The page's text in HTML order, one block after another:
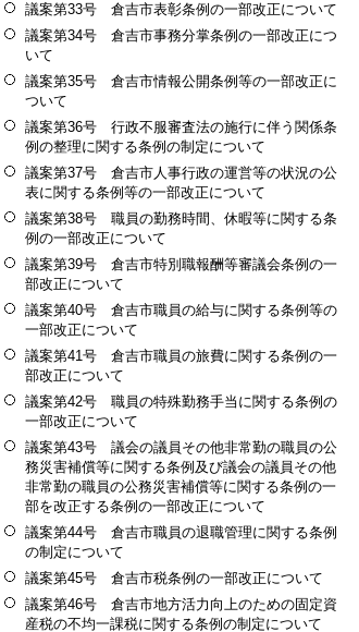
議案第33号 倉吉市表彰条例の一部改正について
議案第34号 倉吉市事務分掌条例の一部改正につ
いて
議案第35号 倉吉市情報公開条例等の一部改正に
ついて
議案第36号 行政不服審査法の施行に伴う関係条
例の整理に関する条例の制定について
議案第37号 倉吉市人事行政の運営等の状況の公
表に関する条例等の一部改正について
議案第38号 職員の勤務時間、休暇等に関する条
例の一部改正について
議案第39号 倉吉市特別職報酬等審議会条例の一
部改正について
議案第40号 倉吉市職員の給与に関する条例等の
一部改正について
議案第41号 倉吉市職員の旅費に関する条例の一
部改正について
議案第42号 職員の特殊勤務手当に関する条例の
一部改正について
議案第43号 議会の議員その他非常勤の職員の公
務災害補償等に関する条例及び議会の議員その他
非常勤の職員の公務災害補償等に関する条例の一
部を改正する条例の一部改正について
議案第44号 倉吉市職員の退職管理に関する条例
の制定について
議案第45号 倉吉市税条例の一部改正について
議案第46号 倉吉市地方活力向上のための固定資
産税の不均一課税に関する条例の制定について